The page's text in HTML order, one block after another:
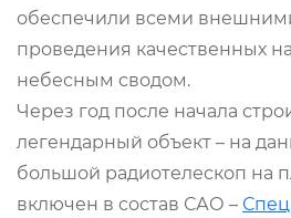
обеспечили всеми
проведения качественных
небесным сводом.
Через год после начала
легендарный объект – на
большой радиотелескоп на
включен в состав САО –